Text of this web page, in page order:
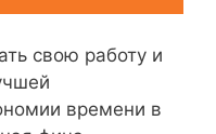
свою работу и
времени в